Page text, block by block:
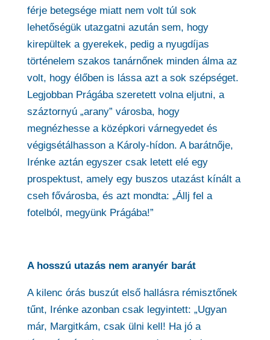
férje betegsége miatt nem volt túl sok
lehetőségük utazgatni azután sem, hogy
kirepültek a gyerekek, pedig a nyugdíjas
történelem szakos tanárnőnek minden álma az
volt, hogy élőben is lássa azt a sok szépséget.
Legjobban Prágába szeretett volna eljutni, a
száztornyú „arany” városba, hogy
megnézhesse a középkori várnegyedet és
végigsétálhasson a Károly-hídon. A barátnője,
Irénke aztán egyszer csak letett elé egy
prospektust, amely egy buszos utazást kínált a
cseh fővárosba, és azt mondta: „Állj fel a
fotelból, megyünk Prágába!”
A hosszú utazás nem aranyér barát
A kilenc órás buszút első hallásra rémisztőnek
tűnt, Irénke azonban csak legyintett: „Ugyan
már, Margitkám, csak ülni kell! Ha jó a